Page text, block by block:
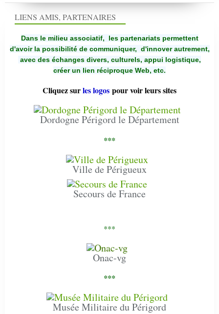
LIENS AMIS, PARTENAIRES
Dans le milieu associatif, les partenariats permettent
d'avoir la possibilité de communiquer, d'innover autrement,
avec des échanges divers, culturels, appui logistique,
créer un lien réciproque Web, etc.
Cliquez surles logos pour voir leurs sites
Dordogne Périgord le Département
***
Ville de Périgueux
Secours de France
***
Onac-vg
***
Musée Militaire du Périgord